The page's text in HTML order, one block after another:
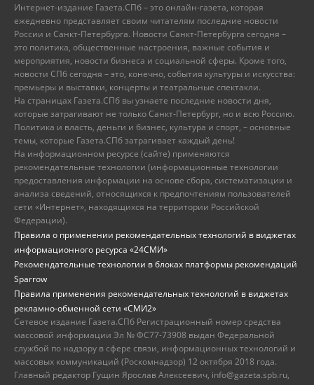
Интернет-издание Газета.СПб – это онлайн-газета, которая
ежедневно представляет своим читателям последние новости
России и Санкт-Петербурга. Новости Санкт-Петербурга сегодня –
это политика, общественные настроения, важные события и
мероприятия, новости бизнеса и социальной сферы. Кроме того,
новости СПб сегодня – это, конечно, события культуры и искусства:
премьеры и выставки, концерты и театральные спектакли.
На страницах Газета.СПб вы узнаете последние новости дня,
которые затрагивают не только Санкт-Петербург, но и всю Россию.
Политика и власть, деньги и бизнес, культура и спорт, – основные
темы, которые Газета.СПб затрагивает каждый день!
На информационном ресурсе (сайте) применяются
рекомендательные технологии (информационные технологии
предоставления информации на основе сбора, систематизации и
анализа сведений, относящихся к предпочтениям пользователей
сети «Интернет», находящихся на территории Российской
Федерации).
Правила о применении рекомендательных технологий в виджетах
информационного ресурса «24СМИ»
Рекомендательные технологии в блоках платформы рекомендаций
Sparrow
Правила применения рекомендательных технологий в виджетах
рекламно-обменной сети «СМИ2»
Сетевое издание Газета.СПб Регистрационный номер средства
массовой информации Эл № ФС77-73908 выдан Федеральной
службой по надзору в сфере связи, информационных технологий и
массовых коммуникаций (Роскомнадзор) 12 октября 2018 года.
Главный редактор Гущин Ярослав Алексеевич, info@gazeta.spb.ru,